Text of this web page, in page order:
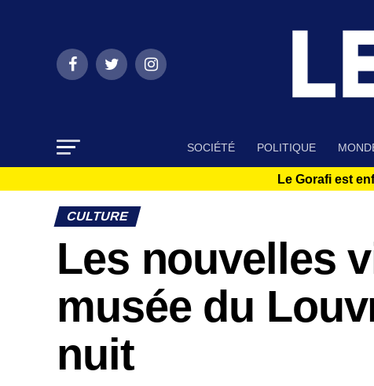
SOCIÉTÉ POLITIQUE
Le Gorafi est
CULTURE
Les nouvelles
musée du
nuit